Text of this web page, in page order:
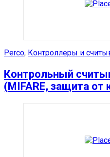
Perco, Контроллеры и
Контрольный
(MIFARE, защита от